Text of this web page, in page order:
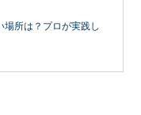
場所は？プロが実践し